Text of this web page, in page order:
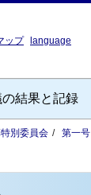
ップ language
結果と記録
別委員会 第一号